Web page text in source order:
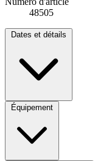
48505
Dates et détails
Équipement